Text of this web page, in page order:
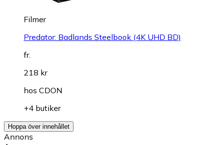
Filmer
Predator: Badlands Steelbook (4K UHD BD)
fr.
218 kr
hos CDON
+4 butiker
Hoppa över innehållet
Annons